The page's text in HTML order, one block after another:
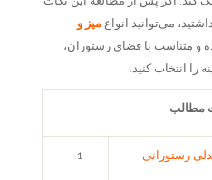
می‌توانید انواع میز و
و متناسب با فضای رستوران،
را انتخاب کنید.
مطالب
رستورانی 1